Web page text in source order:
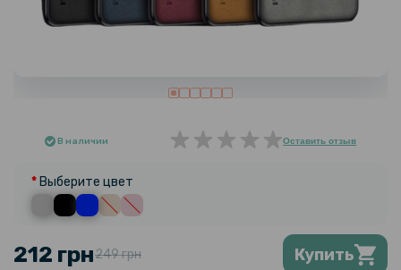
В наличии Оставить отзыв
Выберите цвет
212 грн249 грн Купить